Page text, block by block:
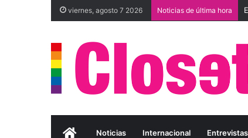
viernes, agosto 7 2026 Noticias de última hora
Inicio Noticias Internacional Entrevistas